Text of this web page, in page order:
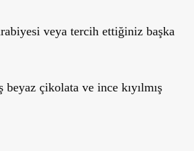
veya tercih ettiğiniz başka
çikolata ve ince kıyılmış